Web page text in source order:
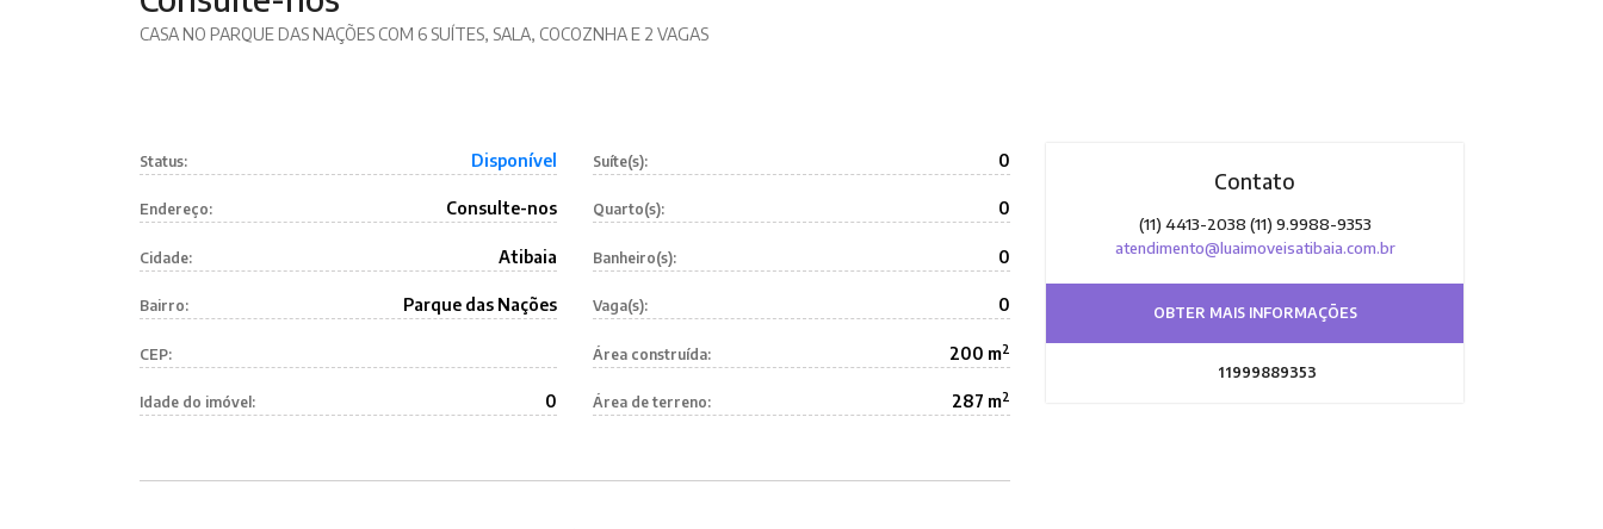
CASA NO PARQUE DAS NAÇÕES COM 6 SUÍTES, SALA, COCOZNHA E 2 VAGAS
Status: Disponível
Endereço: Consulte-nos
Cidade: Atibaia
Bairro: Parque das Nações
CEP:
Idade do imóvel: 0
Suíte(s): 0
Quarto(s): 0
Banheiro(s): 0
Vaga(s): 0
Área construída: 200 m2
Área de terreno: 287 m2
Contato
(11) 4413-2038 (11) 9.9988-9353
atendimento@luaimoveisatibaia.com.br
OBTER MAIS INFORMAÇÕES
11999889353